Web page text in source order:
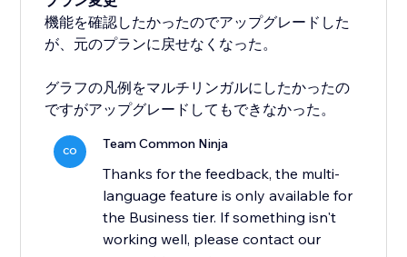
機能を確認したかったのでアップグレードした
が、元のプランに戻せなくなった。
グラフの凡例をマルチリンガルにしたかったの
ですがアップグレードしてもできなかった。
CO Team Common Ninja
Thanks for the feedback, the multi-
language feature is only available for
the Business tier. If something isn't
working well, please contact our